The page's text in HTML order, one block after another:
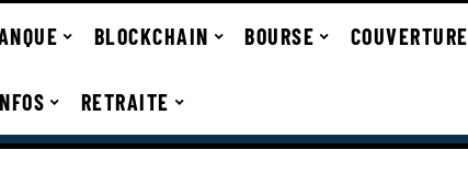
BLOCKCHAIN BOURSE COUVERTURE
RETRAITE